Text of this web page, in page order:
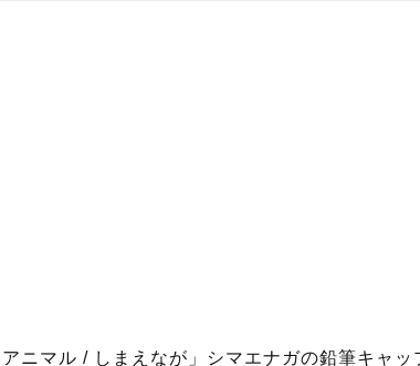
ニマル / しまえなが」シマエナガの鉛筆キャ